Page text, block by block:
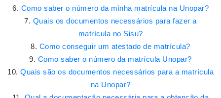
Como saber o número da minha matrícula na Unopar?
Quais os documentos necessários para fazer a
matrícula no Sisu?
Como conseguir um atestado de matrícula?
Como saber o número da matrícula Unopar?
Quais são os documentos necessários para a matrícula
na Unopar?